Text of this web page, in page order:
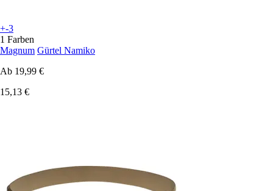
+-3
1 Farben
Magnum Gürtel Namiko
Ab 19,99 €
15,13 €